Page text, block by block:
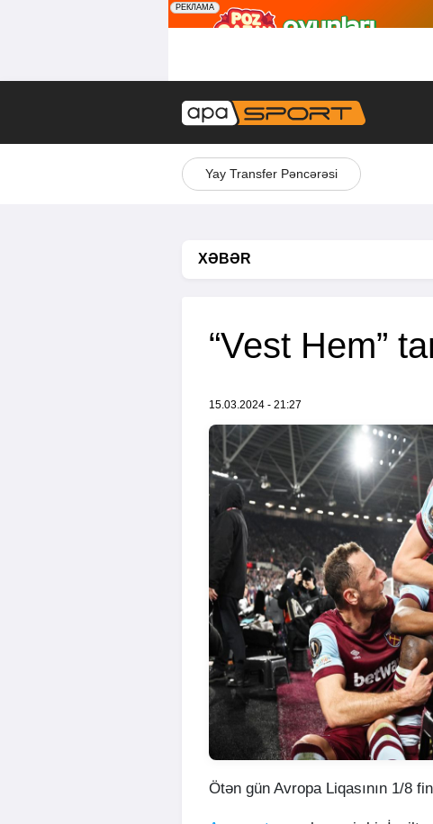
Yay Transfer Pəncərəsi
XƏBƏR
“Vest Hem”
15.03.2024 - 21:27
Ötən gün Avropa Liqasının 1/8